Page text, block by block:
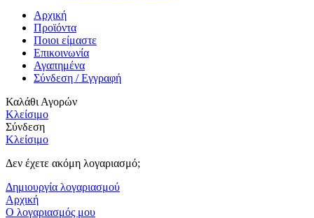
Αρχική
Προϊόντα
Ποιοι είμαστε
Επικοινωνία
Αγαπημένα
Σύνδεση / Εγγραφή
Καλάθι Αγορών
Κλείσιμο
Σύνδεση
Κλείσιμο
Δεν έχετε ακόμη λογαριασμό;
Δημιουργία λογαριασμού
Αρχική
Ο λογαριασμός μου